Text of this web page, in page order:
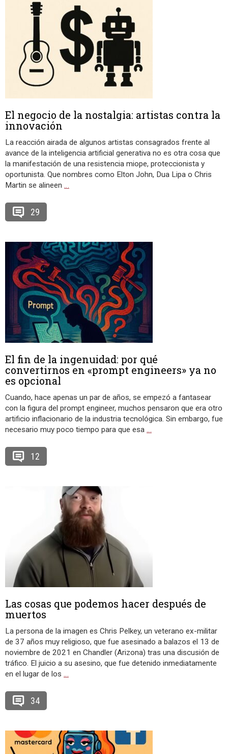
El negocio de la nostalgia: artistas contra la
innovación
La reacción airada de algunos artistas consagrados frente al
avance de la inteligencia artificial generativa no es otra cosa que
la manifestación de una resistencia miope, proteccionista y
oportunista. Que nombres como Elton John, Dua Lipa o Chris
Martin se alineen …
29
El fin de la ingenuidad: por qué
convertirnos en «prompt engineers» ya no
es opcional
Cuando, hace apenas un par de años, se empezó a fantasear
con la figura del prompt engineer, muchos pensaron que era otro
artificio inflacionario de la industria tecnológica. Sin embargo, fue
necesario muy poco tiempo para que esa …
12
Las cosas que podemos hacer después de
muertos
La persona de la imagen es Chris Pelkey, un veterano ex-militar
de 37 años muy religioso, que fue asesinado a balazos el 13 de
noviembre de 2021 en Chandler (Arizona) tras una discusión de
tráfico. El juicio a su asesino, que fue detenido inmediatamente
en el lugar de los …
34